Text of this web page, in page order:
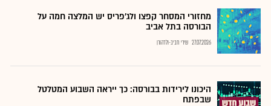
מחזורי המסחר קפצו ולג'פריס יש המלצה חמה על
הבורסה בתל אביב
27.07.2026 שירי חביב-ולדהורן
היכונו לירידות בבורסה: כך ייראה השבוע המטלטל
שבפתח